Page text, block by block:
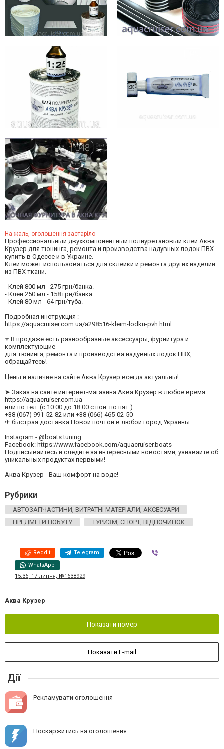
На жаль, оголошення застаріло
Профессиональный двухкомпонентный полиуретановый клей Аква
Крузер для тюнинга, ремонта и производства надувных лодок ПВХ
купить в Одессе и в Украине.
Клей может использоваться для склейки и ремонта других изделий
из ПВХ ткани.
- Клей 800 мл - 275 грн/банка.
- Клей 250 мл - 158 грн/банка.
- Клей 80 мл - 64 грн/туба.
Подробная инструкция :
https://aquacruiser.com.ua/a298516-kleim-lodku-pvh.html
⭐ В продаже есть разнообразные аксессуары, фурнитура и
комплектующие
для тюнинга, ремонта и производства надувных лодок ПВХ,
обращайтесь!
Цены и наличие на сайте Аква Крузер всегда актуальны!
➤ Заказ на сайте интернет-магазина Аква Крузер в любое время:
https://aquacruiser.com.ua
или по тел. (с 10:00 до 18:00 с пон. по пят.):
+38 (067) 991-52-82 или +38 (066) 465-02-50
✈ быстрая доставка Новой почтой в любой город Украины
Instagram - @boats.tuning
Facebook: https://www.facebook.com/aquacruiser.boats
Подписывайтесь и следите за интересными новостями, узнавайте об
уникальных продуктах первыми!
Аква Крузер - Ваш комфорт на воде!
Рубрики
АВТОЗАПЧАСТИНИ, ВИТРАТНІ МАТЕРІАЛИ, АКСЕСУАРИ
ПРЕДМЕТИ ПОБУТУ
ТУРИЗМ, СПОРТ, ВІДПОЧИНОК
Reddit Telegram
WhatsApp
15:36, 17 липня, №1638929
Аква Крузер
Показати номер
Показати E-mail
Дії
Рекламувати оголошення
Поскаржитись на оголошення